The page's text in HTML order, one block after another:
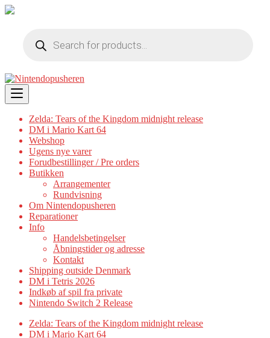
search
Skip
to
content
Zelda: Tears of the Kingdom midnight release
DM i Mario Kart 64
Webshop
Ugens nye varer
Forudbestillinger / Pre orders
Butikken
Arrangementer
Rundvisning
Om Nintendopusheren
Reparationer
Info
Handelsbetingelser
Åbningstider og adresse
Kontakt
Shipping outside Denmark
DM i Tetris 2026
Indkøb af spil fra private
Nintendo Switch 2 Release
Zelda: Tears of the Kingdom midnight release
DM i Mario Kart 64